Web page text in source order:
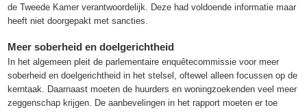
de Tweede Kamer verantwoordelijk. Deze had voldoende informatie maar
heeft niet doorgepakt met sancties.
Meer soberheid en doelgerichtheid
In het algemeen pleit de parlementaire enquêtecommissie voor meer
soberheid en doelgerichtheid in het stelsel, oftewel alleen focussen op de
kerntaak. Daarnaast moeten de huurders en woningzoekenden veel meer
zeggenschap krijgen. De aanbevelingen in het rapport moeten er toe